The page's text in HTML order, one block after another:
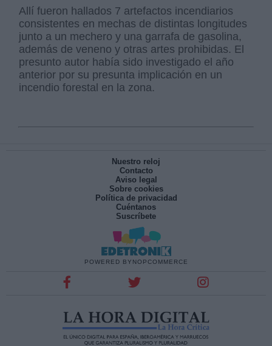
Allí fueron hallados 7 artefactos incendiarios
consistentes en mechas de distintas longitudes
junto a un mechero y una garrafa de gasolina,
además de veneno y otras artes prohibidas. El
presunto autor había sido investigado el año
anterior por su presunta implicación en un
incendio forestal en la zona.
Nuestro reloj
Contacto
Aviso legal
Sobre cookies
Política de privacidad
Cuéntanos
Suscríbete
POWERED BY NOPCOMMERCE